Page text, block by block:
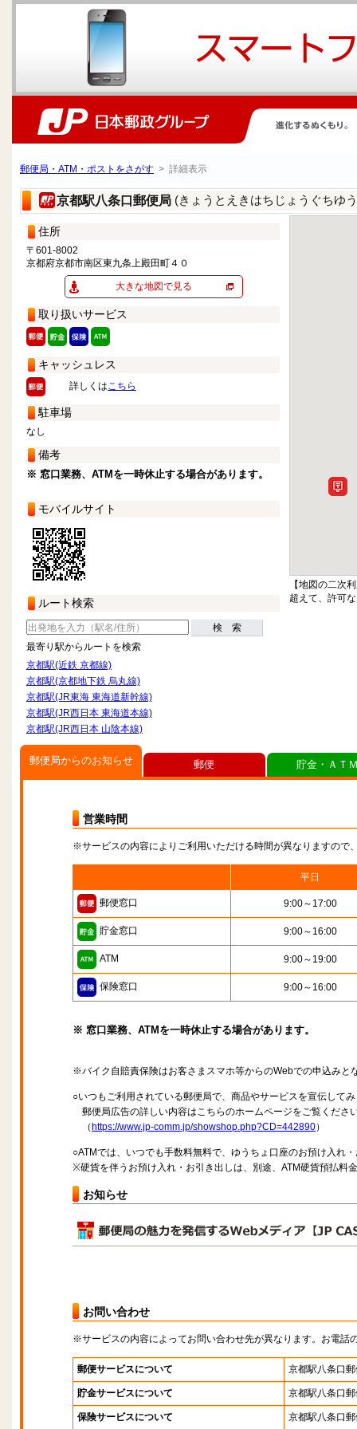
郵便局・ATM・ポストをさがす > 詳細表示
京都駅八条口郵便局 (きょうとえきはちじょうぐちゆ
住所
〒601-8002
京都府京都市南区東九条上殿田町４０
大きな地図で見る
取り扱いサービス
キャッシュレス
詳しくはこちら
駐車場
なし
備考
※ 窓口業務、ATMを一時休止する場合があります。
モバイルサイト
ルート検索
検 索
最寄り駅からルートを検索
京都駅(近鉄 京都線)
京都駅(京都地下鉄 烏丸線)
京都駅(JR東海 東海道新幹線)
京都駅(JR西日本 東海道本線)
京都駅(JR西日本 山陰本線)
【地図の二次
超えて、許可
郵便局からのお知らせ
営業時間
※サービスの内容によりご利用いただける時間が異なりますので
平日
郵便窓口 9:00～17:00
貯金窓口 9:00～16:00
ATM 9:00～19:00
保険窓口 9:00～16:00
※ 窓口業務、ATMを一時休止する場合があります。
※バイク自賠責保険はお客さまスマホ等からのWebでの申込みと
○いつもご利用されている郵便局で、商品やサービスを宣伝して
郵便局広告の詳しい内容はこちらのホームページをご覧くださ
（ https://www.jp-comm.jp/showshop.php?CD=442890）
○ATMでは、いつでも手数料無料で、ゆうちょ口座のお預け入れ
※硬貨を伴うお預け入れ・お引き出しは、別途、ATM硬貨預払料
お知らせ
お問い合わせ
※サービスの内容によってお問い合わせ先が異なります。お電話
郵便サービスについて 京都駅八条口
貯金サービスについて 京都駅八条口
保険サービスについて 京都駅八条口
郵便 貯金・ＡＴ